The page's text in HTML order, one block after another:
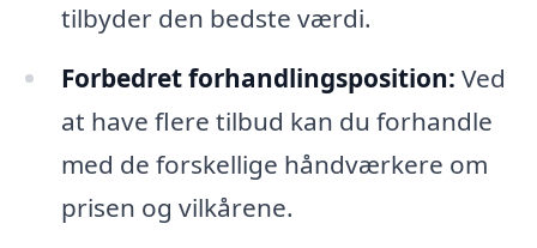
tilbyder den bedste værdi.
Forbedret forhandlingsposition: Ved
at have flere tilbud kan du forhandle
med de forskellige håndværkere om
prisen og vilkårene.